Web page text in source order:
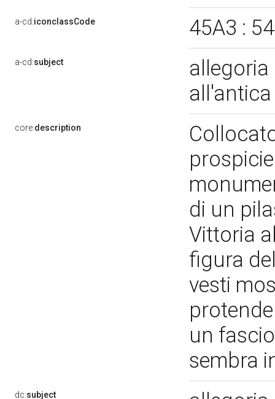
a-cd:iconclassCode 45A3 :
a-cd:subject
core:description
di un
Vittoria
figura
vesti
un
sembra
dc:subject